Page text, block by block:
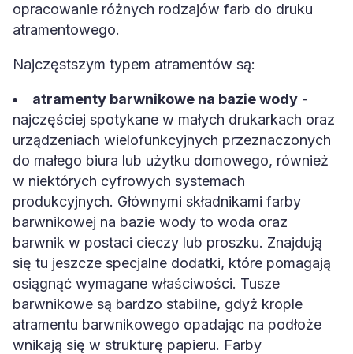
opracowanie różnych rodzajów farb do druku
atramentowego.
Najczęstszym typem atramentów są:
atramenty barwnikowe na bazie wody -
najczęściej spotykane w małych drukarkach oraz
urządzeniach wielofunkcyjnych przeznaczonych
do małego biura lub użytku domowego, również
w niektórych cyfrowych systemach
produkcyjnych. Głównymi składnikami farby
barwnikowej na bazie wody to woda oraz
barwnik w postaci cieczy lub proszku. Znajdują
się tu jeszcze specjalne dodatki, które pomagają
osiągnąć wymagane właściwości. Tusze
barwnikowe są bardzo stabilne, gdyż krople
atramentu barwnikowego opadając na podłoże
wnikają się w strukturę papieru. Farby